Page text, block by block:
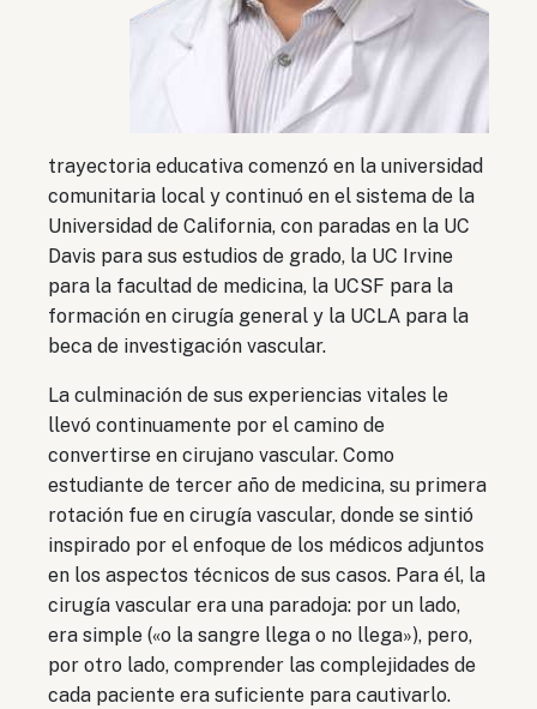
trayectoria educativa comenzó en la universidad
comunitaria local y continuó en el sistema de la
Universidad de California, con paradas en la UC
Davis para sus estudios de grado, la UC Irvine
para la facultad de medicina, la UCSF para la
formación en cirugía general y la UCLA para la
beca de investigación vascular.
La culminación de sus experiencias vitales le
llevó continuamente por el camino de
convertirse en cirujano vascular. Como
estudiante de tercer año de medicina, su primera
rotación fue en cirugía vascular, donde se sintió
inspirado por el enfoque de los médicos adjuntos
en los aspectos técnicos de sus casos. Para él, la
cirugía vascular era una paradoja: por un lado,
era simple («o la sangre llega o no llega»), pero,
por otro lado, comprender las complejidades de
cada paciente era suficiente para cautivarlo.